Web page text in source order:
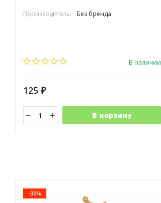
Производитель: Без бренда
В наличии
125 ₽
В корзину
-30%